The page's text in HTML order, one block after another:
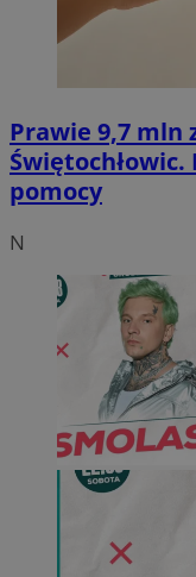
Prawie 9,7 mln
pomocy
N